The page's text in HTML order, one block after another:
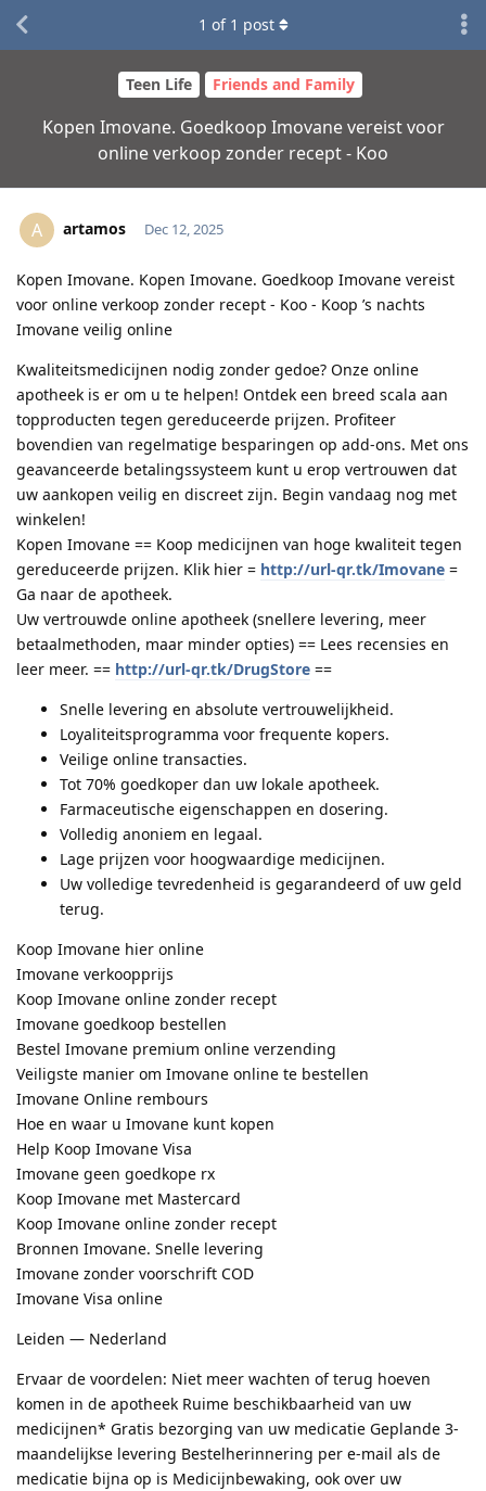
Teen Life Friends and Family
Kopen Imovane. Goedkoop Imovane vereist voor
online verkoop zonder recept - Koo
1 of 1 post
A artamos Dec 12, 2025
Kopen Imovane. Kopen Imovane. Goedkoop Imovane vereist
voor online verkoop zonder recept - Koo - Koop ’s nachts
Imovane veilig online
Kwaliteitsmedicijnen nodig zonder gedoe? Onze online
apotheek is er om u te helpen! Ontdek een breed scala aan
topproducten tegen gereduceerde prijzen. Profiteer
bovendien van regelmatige besparingen op add-ons. Met ons
geavanceerde betalingssysteem kunt u erop vertrouwen dat
uw aankopen veilig en discreet zijn. Begin vandaag nog met
winkelen!
Kopen Imovane == Koop medicijnen van hoge kwaliteit tegen
gereduceerde prijzen. Klik hier = http://url-qr.tk/Imovane =
Ga naar de apotheek.
Uw vertrouwde online apotheek (snellere levering, meer
betaalmethoden, maar minder opties) == Lees recensies en
leer meer. == http://url-qr.tk/DrugStore ==
Snelle levering en absolute vertrouwelijkheid.
Loyaliteitsprogramma voor frequente kopers.
Veilige online transacties.
Tot 70% goedkoper dan uw lokale apotheek.
Farmaceutische eigenschappen en dosering.
Volledig anoniem en legaal.
Lage prijzen voor hoogwaardige medicijnen.
Uw volledige tevredenheid is gegarandeerd of uw geld
terug.
Koop Imovane hier online
Imovane verkoopprijs
Koop Imovane online zonder recept
Imovane goedkoop bestellen
Bestel Imovane premium online verzending
Veiligste manier om Imovane online te bestellen
Imovane Online rembours
Hoe en waar u Imovane kunt kopen
Help Koop Imovane Visa
Imovane geen goedkope rx
Koop Imovane met Mastercard
Koop Imovane online zonder recept
Bronnen Imovane. Snelle levering
Imovane zonder voorschrift COD
Imovane Visa online
Leiden — Nederland
Ervaar de voordelen: Niet meer wachten of terug hoeven
komen in de apotheek Ruime beschikbaarheid van uw
medicijnen* Gratis bezorging van uw medicatie Geplande 3-
maandelijkse levering Bestelherinnering per e-mail als de
medicatie bijna op is Medicijnbewaking, ook over uw